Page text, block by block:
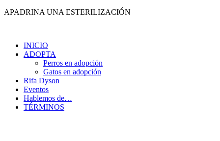
Ir
APADRINA UNA ESTERILIZACIÓN
INICIO
ADOPTA
Perros en adopción
Gatos en adopción
Rifa Dyson
Eventos
Hablemos de…
TÉRMINOS